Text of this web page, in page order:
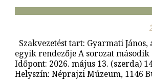
Szakvezetést tart: Gyarmati
egyik rendezője A sorozat
Időpont: 2026. május 13. (szerda)
Helyszín: Néprajzi Múzeum, 1146